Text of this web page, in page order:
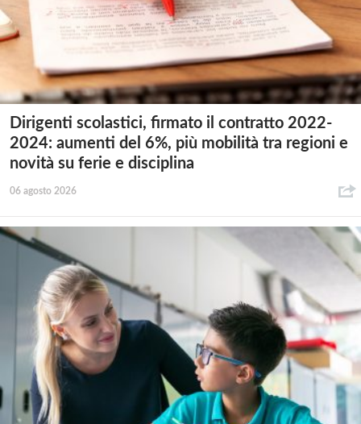
Dirigenti scolastici, firmato il contratto 2022-
2024: aumenti del 6%, più mobilità tra regioni e
novità su ferie e disciplina
06 agosto 2026